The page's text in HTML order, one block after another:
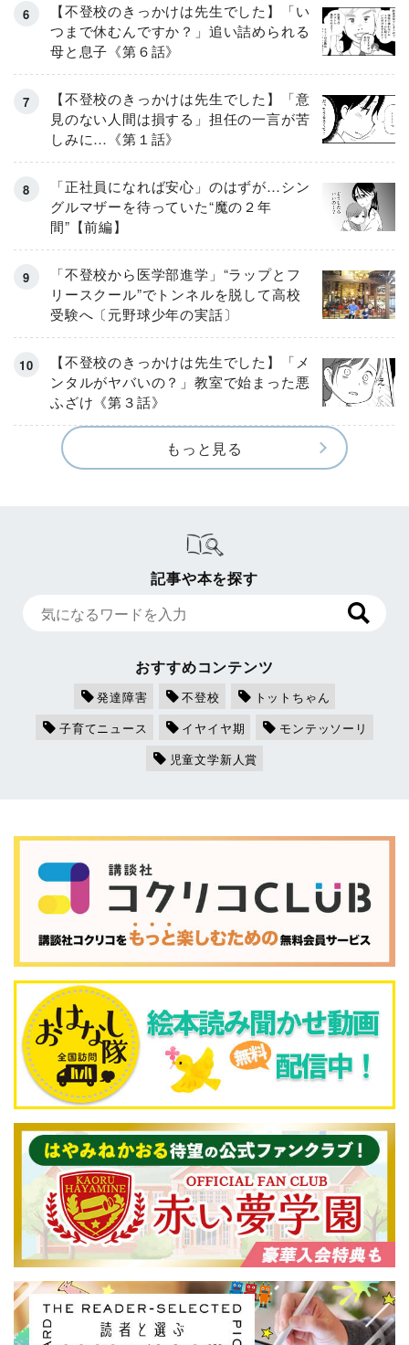
【不登校のきっかけは先生でした】「い
つまで休むんですか？」追い詰められる
母と息子《第６話》
【不登校のきっかけは先生でした】「意
見のない人間は損する」担任の一言が苦
しみに…《第１話》
「正社員になれば安心」のはずが…シン
グルマザーを待っていた“魔の２年
間”【前編】
「不登校から医学部進学」“ラップとフ
リースクール”でトンネルを脱して高校
受験へ〔元野球少年の実話〕
【不登校のきっかけは先生でした】「メ
ンタルがヤバいの？」教室で始まった悪
ふざけ《第３話》
もっと見る
記事や本を探す
おすすめコンテンツ
発達障害 不登校
トットちゃん
子育てニュース
イヤイヤ期
モンテッソーリ
児童文学新人賞